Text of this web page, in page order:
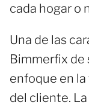
cada hogar o
Una de las
Bimmerfix de
enfoque en
del cliente.